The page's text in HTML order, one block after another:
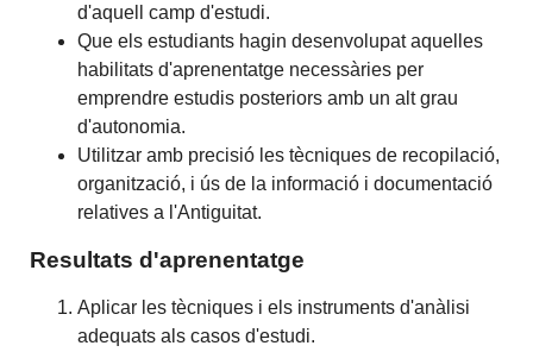
d'aquell camp d'estudi.
Que els estudiants hagin desenvolupat aquelles
habilitats d'aprenentatge necessàries per
emprendre estudis posteriors amb un alt grau
d'autonomia.
Utilitzar amb precisió les tècniques de recopilació,
organització, i ús de la informació i documentació
relatives a l'Antiguitat.
Resultats d'aprenentatge
Aplicar les tècniques i els instruments d'anàlisi
adequats als casos d'estudi.